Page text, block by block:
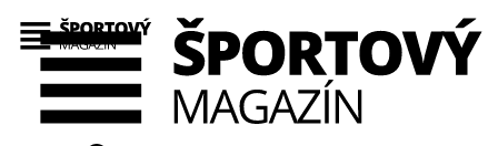
Preskočiť
na
obsah